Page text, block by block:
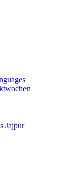
Jajpur